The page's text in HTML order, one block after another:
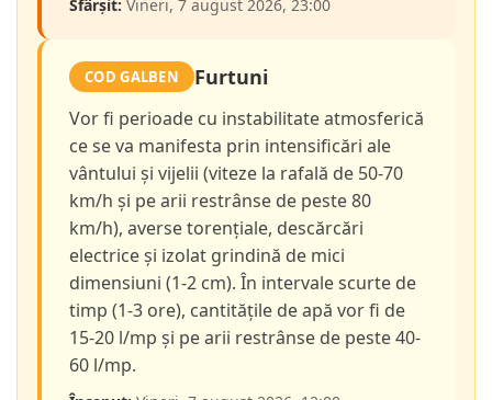
Sfârșit: Vineri, 7 august 2026, 23:00
COD GALBEN Furtuni
Vor fi perioade cu instabilitate atmosferică
ce se va manifesta prin intensificări ale
vântului și vijelii (viteze la rafală de 50-70
km/h și pe arii restrânse de peste 80
km/h), averse torențiale, descărcări
electrice și izolat grindină de mici
dimensiuni (1-2 cm). În intervale scurte de
timp (1-3 ore), cantitățile de apă vor fi de
15-20 l/mp și pe arii restrânse de peste 40-
60 l/mp.